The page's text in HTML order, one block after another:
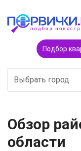
Подбор
Выбрать город
Обзор
области